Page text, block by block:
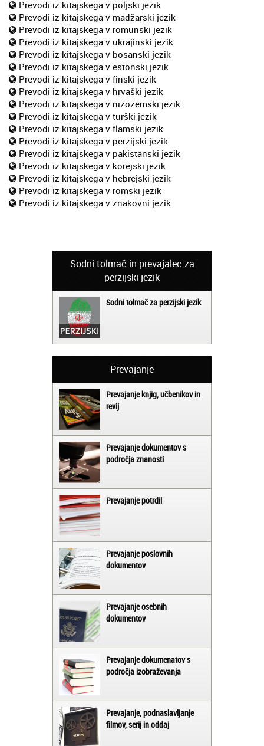
Prevodi iz kitajskega v poljski jezik
Prevodi iz kitajskega v madžarski jezik
Prevodi iz kitajskega v romunski jezik
Prevodi iz kitajskega v ukrajinski jezik
Prevodi iz kitajskega v bosanski jezik
Prevodi iz kitajskega v estonski jezik
Prevodi iz kitajskega v finski jezik
Prevodi iz kitajskega v hrvaški jezik
Prevodi iz kitajskega v nizozemski jezik
Prevodi iz kitajskega v turški jezik
Prevodi iz kitajskega v flamski jezik
Prevodi iz kitajskega v perzijski jezik
Prevodi iz kitajskega v pakistanski jezik
Prevodi iz kitajskega v korejski jezik
Prevodi iz kitajskega v hebrejski jezik
Prevodi iz kitajskega v romski jezik
Prevodi iz kitajskega v znakovni jezik
Sodni tolmač in prevajalec za
perzijski jezik
Sodni tolmač za perzijski jezik
Prevajanje
Prevajanje knjig, učbenikov in
revij
Prevajanje dokumentov s
področja znanosti
Prevajanje potrdil
Prevajanje poslovnih
dokumentov
Prevajanje osebnih
dokumentov
Prevajanje dokumenatov s
področja izobraževanja
Prevajanje, podnaslavljanje
filmov, serij in oddaj